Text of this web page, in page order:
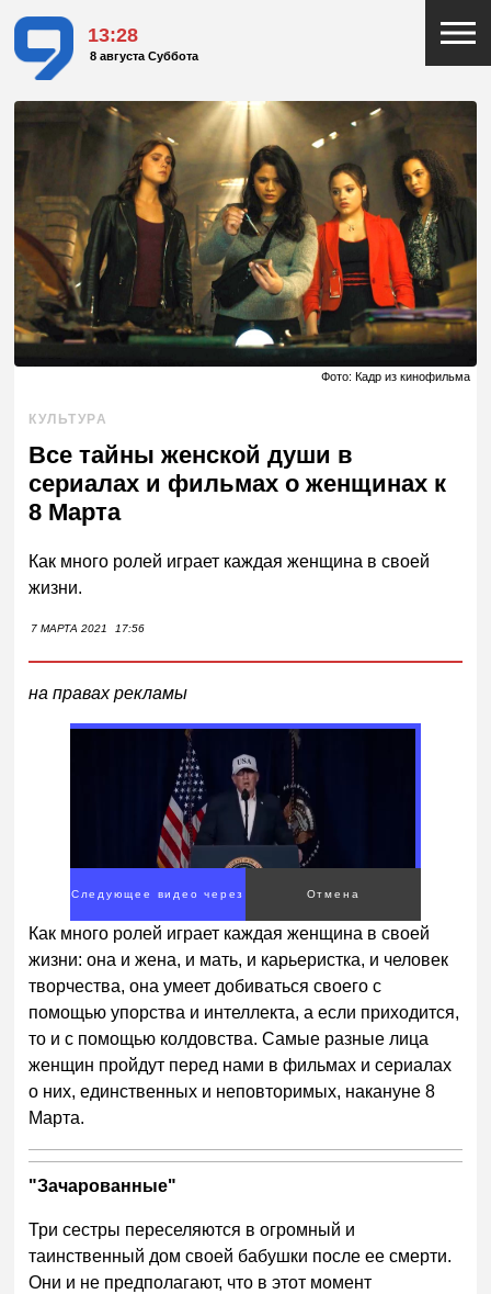
13:28
8 августа Суббота
Фото: Кадр из кинофильма
КУЛЬТУРА
Все тайны женской души в
сериалах и фильмах о женщинах к
8 Марта
Как много ролей играет каждая женщина в своей
жизни.
7 МАРТА 2021 17:56
на правах рекламы
Следующее видео через
1
Отмена
Как много ролей играет каждая женщина в своей
жизни: она и жена, и мать, и карьеристка, и человек
творчества, она умеет добиваться своего с
помощью упорства и интеллекта, а если приходится,
то и с помощью колдовства. Самые разные лица
женщин пройдут перед нами в фильмах и сериалах
о них, единственных и неповторимых, накануне 8
Марта.
"Зачарованные"
Три сестры переселяются в огромный и
таинственный дом своей бабушки после ее смерти.
Они и не предполагают, что в этот момент